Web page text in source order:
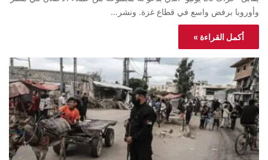
وأوروبا برفض واسع في قطاع غزة. ونشر…
أكمل القراءة »